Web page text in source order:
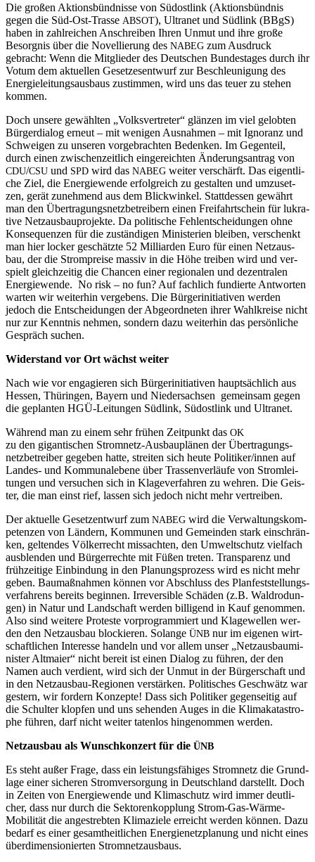
Die gro­ßen Akti­ons­bünd­nis­se von Süd­ost­link (Akti­ons­bünd­nis
gegen die Süd-Ost-Tras­se ABSOT), Ultra­net und Süd­link (BBgS)
haben in zahl­rei­chen Anschrei­ben Ihren Unmut und ihre gro­ße
Besorg­nis über die Novel­lie­rung des NABEG zum Aus­druck
gebracht: Wenn die Mit­glie­der des Deut­schen Bun­des­ta­ges durch ihr
Votum dem aktu­el­len Geset­zes­ent­wurf zur Beschleu­ni­gung des
Ener­gie­lei­tungs­aus­baus zustim­men, wird uns das teu­er zu ste­hen
kommen.
Doch unse­re gewähl­ten „Volks­ver­tre­ter“ glän­zen im viel gelob­ten
Bür­ger­dia­log erneut – mit weni­gen Aus­nah­men – mit Igno­ranz und
Schwei­gen zu unse­ren vor­ge­brach­ten Beden­ken. Im Gegen­teil,
durch einen zwi­schen­zeit­lich ein­ge­reich­ten Ände­rungs­an­trag von
CDU/CSU und SPD wird das NABEG wei­ter ver­schärft. Das eigent­li­
che Ziel, die Ener­gie­wen­de erfolg­reich zu gestal­ten und umzu­set­
zen, gerät zuneh­mend aus dem Blick­win­kel. Statt­des­sen gewährt
man den Über­tra­gungs­netz­be­trei­bern einen Frei­fahrt­schein für lukra­
ti­ve Netz­aus­bau­pro­jek­te. Da poli­ti­sche Fehl­ent­schei­dun­gen ohne
Kon­se­quen­zen für die zustän­di­gen Minis­te­ri­en blei­ben, ver­schenkt
man hier locker geschätz­te 52 Mil­li­ar­den Euro für einen Netz­aus­
bau, der die Strom­prei­se mas­siv in die Höhe trei­ben wird und ver­
spielt gleich­zei­tig die Chan­cen einer regio­na­len und dezen­tra­len
Ener­gie­wen­de. No risk – no fun? Auf fach­lich fun­dier­te Ant­wor­ten
war­ten wir wei­ter­hin ver­ge­bens. Die Bür­ger­initia­ti­ven wer­den
jedoch die Ent­schei­dun­gen der Abge­ord­ne­ten ihrer Wahl­krei­se nicht
nur zur Kennt­nis neh­men, son­dern dazu wei­ter­hin das per­sön­li­che
Gespräch suchen.
Wider­stand vor Ort wächst weiter
Nach wie vor enga­gie­ren sich Bür­ger­initia­ti­ven haupt­säch­lich aus
Hes­sen, Thü­rin­gen, Bay­ern und Nie­der­sach­sen gemein­sam gegen
die geplan­ten HGÜ-Lei­tun­gen Süd­link, Süd­ost­link und Ultranet.
Wäh­rend man zu einem sehr frü­hen Zeit­punkt das OK
zu den gigan­ti­schen Strom­netz-Aus­bau­plä­nen der Über­tra­gungs­
netz­be­trei­ber gege­ben hat­te, strei­ten sich heu­te Politiker/innen auf
Lan­des- und Kom­mu­nal­ebe­ne über Tras­sen­ver­läu­fe von Strom­lei­
tun­gen und ver­su­chen sich in Kla­ge­ver­fah­ren zu weh­ren. Die Geis­
ter, die man einst rief, las­sen sich jedoch nicht mehr vertreiben.
Der aktu­el­le Gesetz­ent­wurf zum NABEG wird die Ver­wal­tungs­kom­
pe­ten­zen von Län­dern, Kom­mu­nen und Gemein­den stark ein­schrän­
ken, gel­ten­des Völ­ker­recht miss­ach­ten, den Umwelt­schutz viel­fach
aus­blen­den und Bür­ger­rech­te mit Füßen tre­ten. Trans­pa­renz und
früh­zei­ti­ge Ein­bin­dung in den Pla­nungs­pro­zess wird es nicht mehr
geben. Bau­maß­nah­men kön­nen vor Abschluss des Plan­fest­stel­lungs­
ver­fah­rens bereits begin­nen. Irrever­si­ble Schä­den (z.B. Wald­ro­dun­
gen) in Natur und Land­schaft wer­den bil­li­gend in Kauf genom­men.
Also sind wei­te­re Pro­tes­te vor­pro­gram­miert und Kla­ge­wel­len wer­
den den Netz­aus­bau blo­ckie­ren. Solan­ge ÜNB nur im eige­nen wirt­
schaft­li­chen Inter­es­se han­deln und vor allem unser „Netz­aus­bau­mi­
nis­ter Alt­mai­er“ nicht bereit ist einen Dia­log zu füh­ren, der den
Namen auch ver­dient, wird sich der Unmut in der Bür­ger­schaft und
in den Netz­aus­bau-Regio­nen ver­stär­ken. Poli­ti­sches Geschwätz war
ges­tern, wir for­dern Kon­zep­te! Dass sich Poli­ti­ker gegen­sei­tig auf
die Schul­ter klop­fen und uns sehen­den Auges in die Kli­ma­ka­ta­stro­
phe füh­ren, darf nicht wei­ter taten­los hin­ge­nom­men werden.
Netz­aus­bau als Wunsch­kon­zert für die ÜNB
Es steht außer Fra­ge, dass ein leis­tungs­fä­hi­ges Strom­netz die Grund­
la­ge einer siche­ren Strom­ver­sor­gung in Deutsch­land dar­stellt. Doch
in Zei­ten von Ener­gie­wen­de und Kli­ma­schutz wird immer deut­li­
cher, dass nur durch die Sek­to­ren­kopp­lung Strom-Gas-Wär­me-
Mobi­li­tät die ange­streb­ten Kli­ma­zie­le erreicht wer­den kön­nen. Dazu
bedarf es einer gesamt­heit­li­chen Ener­gie­netz­pla­nung und nicht eines
über­di­men­sio­nier­ten Stromnetzausbaus.